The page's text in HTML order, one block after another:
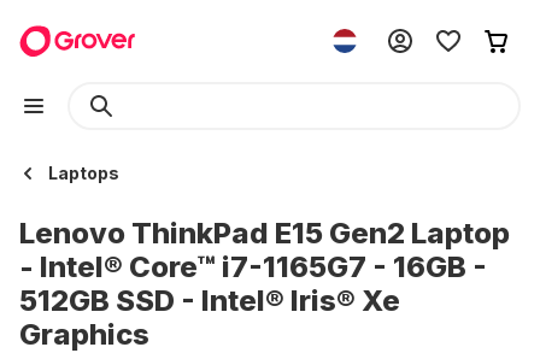
Laptops
Lenovo ThinkPad E15 Gen2 Laptop
- Intel® Core™ i7-1165G7 - 16GB -
512GB SSD - Intel® Iris® Xe
Graphics